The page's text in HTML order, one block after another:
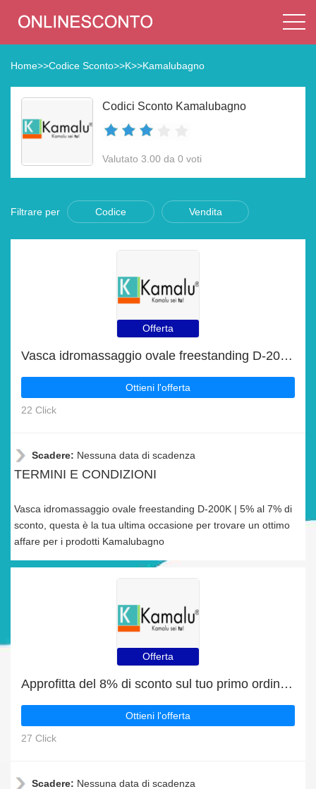
Home>>Codice Sconto>>K>>Kamalubagno
Codici Sconto Kamalubagno
Valutato 3.00 da 0 voti
Filtrare per Codice Vendita
Offerta
Vasca idromassaggio ovale freestanding D-200K | 5% al 7% di sconto
Ottieni l'offerta
22 Click
Scadere: Nessuna data di scadenza
TERMINI E CONDIZIONI
Vasca idromassaggio ovale freestanding D-200K | 5% al 7% di
sconto, questa è la tua ultima occasione per trovare un ottimo
affare per i prodotti Kamalubagno
Offerta
Approfitta del 8% di sconto sul tuo primo ordine, più il 5% di sconto sui Vasca idromassaggio con box doccia 130x130cm modello K-PL200
Ottieni l'offerta
27 Click
Scadere: Nessuna data di scadenza